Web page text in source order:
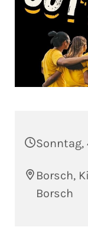
Sonntag,
Borsch,
Borsch